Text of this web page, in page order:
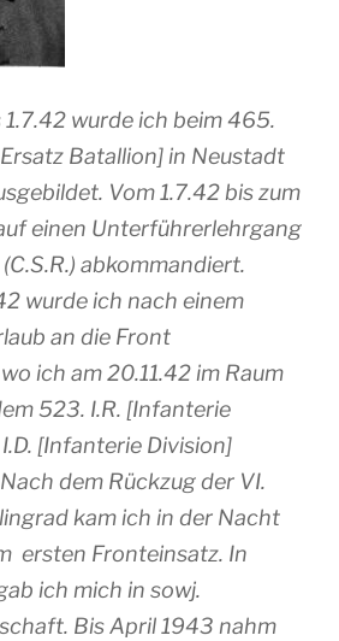
wurde ich beim 465.
Batallion] in Neustadt
Vom 1.7.42 bis zum
einen Unterführerlehrgang
abkommandiert.
wurde ich nach einem
an die Front
ich am 20.11.42 im Raum
523. I.R. [Infanterie
[Infanterie Division]
dem Rückzug der VI.
kam ich in der Nacht
ersten Fronteinsatz. In
ich mich in sowj.
Bis April 1943 nahm